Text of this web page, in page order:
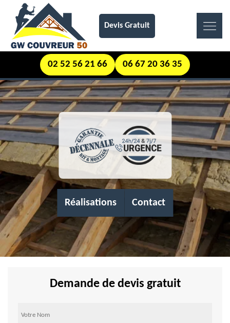
Devis Gratuit
02 52 56 21 66 06 67 20 36 35
Réalisations Contact
Demande de devis gratuit